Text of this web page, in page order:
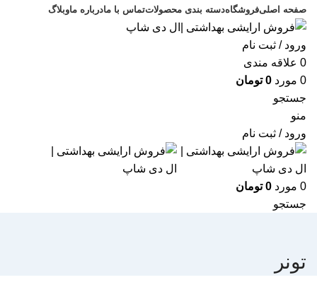
صفحه اصلیفروشگاهدسته بندی محصولاتتماس با مادرباره ماوبلاگ
ورود / ثبت نام
0 علاقه مندی
0 مورد 0 تومان
جستجو
منو
ورود / ثبت نام
0 مورد 0 تومان
جستجو
تونر